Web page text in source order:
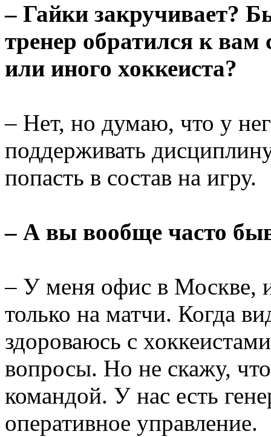
– Гайки закручивает?
тренер обратился к вам
или иного хоккеиста?
– Нет, но думаю, что у
поддерживать
попасть в состав на игру.
– А вы вообще часто
– У меня офис в Москве,
только на матчи. Когда
здороваюсь с
вопросы. Но не скажу,
командой. У нас есть
оперативное управление.